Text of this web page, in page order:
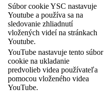
Súbor cookie YSC nastavuje
Youtube a používa sa na
sledovanie zhliadnutí
vložených videí na stránkach
Youtube.
YouTube nastavuje tento súbor
cookie na ukladanie
predvolieb videa používateľa
pomocou vloženého videa
YouTube.